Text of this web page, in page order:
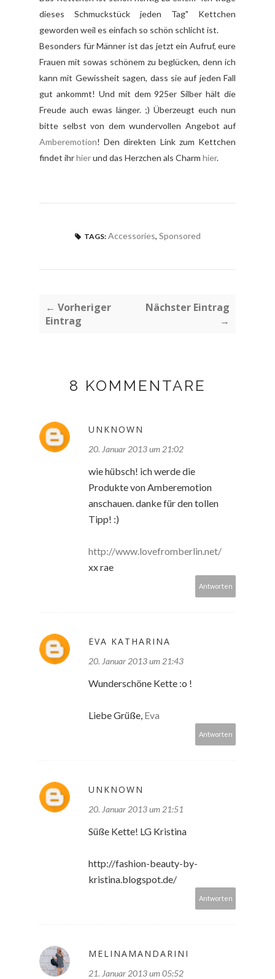
dieses Schmuckstück jeden Tag" Kettchen
geworden weil es einfach so schön schlicht ist.
Besonders für Männer ist das jetzt ein Aufruf, eure
Frauen mit sowas schönem zu beglücken, denn ich
kann mit Gewissheit sagen, dass sie auf jeden Fall
gut ankommt! Und mit dem 925er Silber hält die
Freude auch ewas länger. ;) Überzeugt euch nun
bitte selbst von dem wundervollen Angebot auf
Amberemotion! Den direkten Link zum Kettchen
findet ihrhierund das Herzchen als Charm hier.
TAGS: Accessories, Sponsored
← Vorheriger
Eintrag
Nächster Eintrag
→
8 KOMMENTARE
UNKNOWN
20. Januar 2013 um 21:02
wie hübsch! ich werde die
Produkte von Amberemotion
anschauen. danke für den tollen
Tipp! :)
http://www.lovefromberlin.net/
xx rae
Antworten
EVA KATHARINA
20. Januar 2013 um 21:43
Wunderschöne Kette :o !
Liebe Grüße, Eva
Antworten
UNKNOWN
20. Januar 2013 um 21:51
Süße Kette! LG Kristina
http://fashion-beauty-by-
kristina.blogspot.de/
Antworten
MELINAMANDARINI
21. Januar 2013 um 05:52